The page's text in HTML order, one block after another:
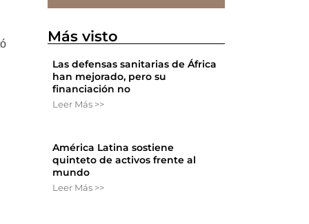
Más visto
Las defensas sanitarias de África
han mejorado, pero su
financiación no
Leer Más >>
América Latina sostiene
quinteto de activos frente al
mundo
Leer Más >>